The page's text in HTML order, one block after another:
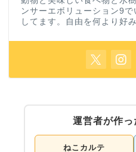
ンサーエボリューション9
してます。自由を何より好み
運営者が作っ
ねこカルテ